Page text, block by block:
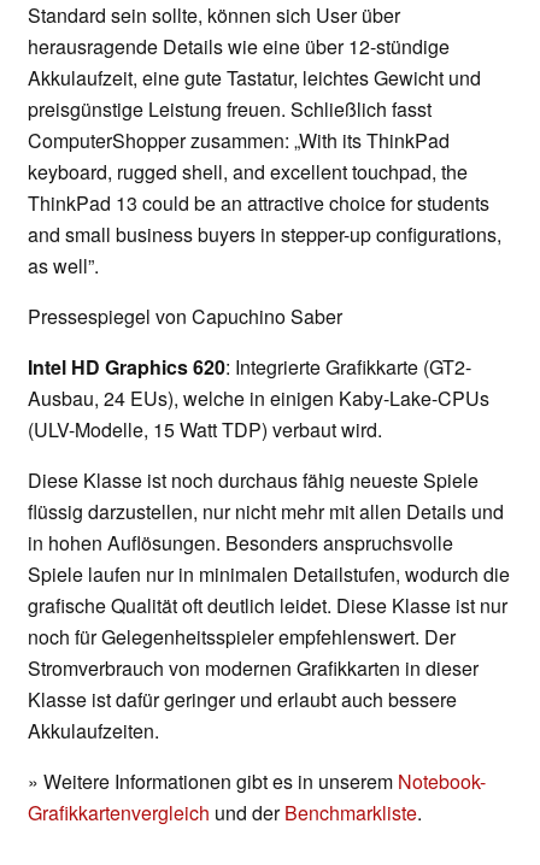
Standard sein sollte, können sich User über
herausragende Details wie eine über 12-stündige
Akkulaufzeit, eine gute Tastatur, leichtes Gewicht und
preisgünstige Leistung freuen. Schließlich fasst
ComputerShopper zusammen: „With its ThinkPad
keyboard, rugged shell, and excellent touchpad, the
ThinkPad 13 could be an attractive choice for students
and small business buyers in stepper-up configurations,
as well”.
Pressespiegel von Capuchino Saber
Intel HD Graphics 620: Integrierte Grafikkarte (GT2-
Ausbau, 24 EUs), welche in einigen Kaby-Lake-CPUs
(ULV-Modelle, 15 Watt TDP) verbaut wird.
Diese Klasse ist noch durchaus fähig neueste Spiele
flüssig darzustellen, nur nicht mehr mit allen Details und
in hohen Auflösungen. Besonders anspruchsvolle
Spiele laufen nur in minimalen Detailstufen, wodurch die
grafische Qualität oft deutlich leidet. Diese Klasse ist nur
noch für Gelegenheitsspieler empfehlenswert. Der
Stromverbrauch von modernen Grafikkarten in dieser
Klasse ist dafür geringer und erlaubt auch bessere
Akkulaufzeiten.
» Weitere Informationen gibt es in unserem Notebook-
Grafikkartenvergleich und derBenchmarkliste.